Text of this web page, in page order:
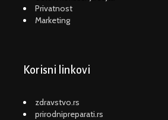
Privatnost
Marketing
Korisni linkovi
zdravstvo.rs
prirodnipreparati.rs